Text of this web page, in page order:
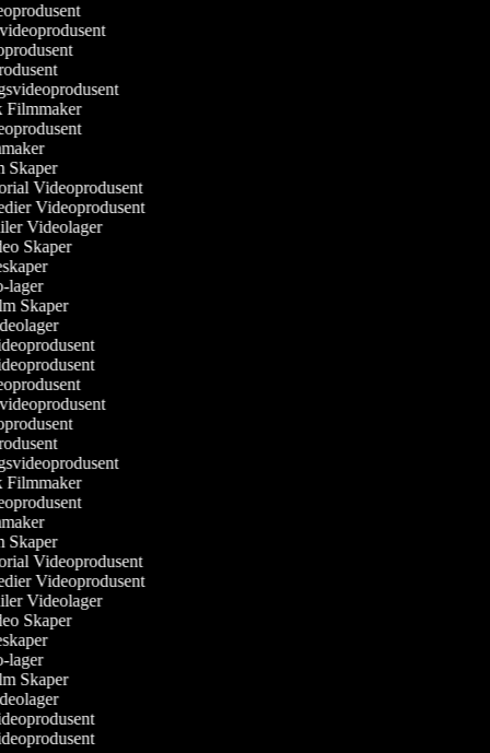
Filmmaker
Skaper
Videoprodusent
Videoprodusent
Videolager
Skaper
lager
Skaper
Filmmaker
Skaper
Videoprodusent
Videoprodusent
Videolager
Skaper
lager
Skaper